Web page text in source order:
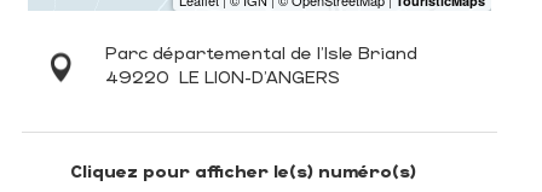
Parc départemental de l'Isle Briand
49220 LE LION-D'ANGERS
Cliquez pour afficher le(s) numéro(s)